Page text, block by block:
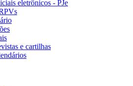
eletrônicos - PJe
e cartilhas